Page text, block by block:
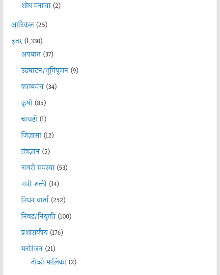
शोध मनाचा(2)
आर्टिकल(25)
इतर(1,330)
अपघात(37)
उदघाटन/भूमिपूजन(9)
काव्यमंच(34)
कृषी(85)
चावडी(1)
जिज्ञासा(12)
तंत्रज्ञान(5)
नागरी समस्या(53)
नारी शक्ती(14)
निधन वार्ता(252)
निवड/नियुक्ती(100)
प्रशासकीय(176)
मनोरंजन(21)
टीव्ही मालिका(2)